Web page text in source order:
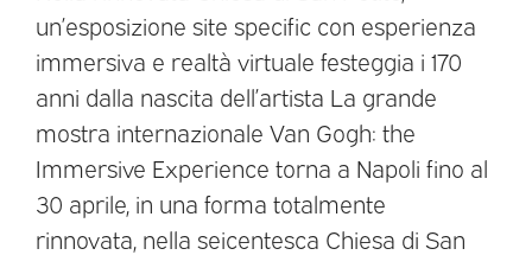
un’esposizione site specific con esperienza
immersiva e realtà virtuale festeggia i 170
anni dalla nascita dell’artista La grande
mostra internazionale Van Gogh: the
Immersive Experience torna a Napoli fino al
30 aprile, in una forma totalmente
rinnovata, nella seicentesca Chiesa di San